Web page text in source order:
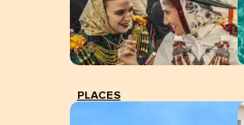
PLACES